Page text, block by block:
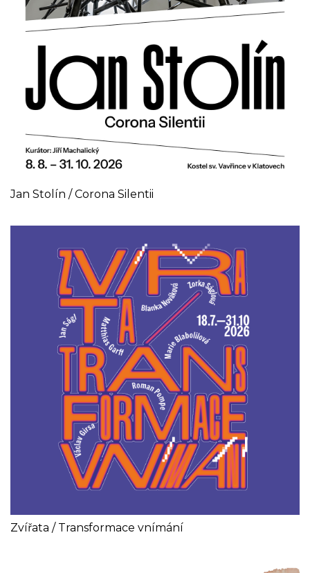
Jan Stolín / Corona Silentii
Zvířata / Transformace vnímání